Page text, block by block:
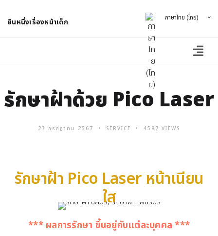
ยืนหนึ่งเรื่องหน้าเด็ก ภาษาไทย (ไทย)
รักษาฝ้าด้วย Pico Laser
23 กรกฎาคม 2567 SERVICE 4587 VIEWS
รักษาฝ้า Pico Laser หน้าเนียน
ใส
*** ผลการรักษา ขึ้นอยู่กับแต่ละบุคคล ***